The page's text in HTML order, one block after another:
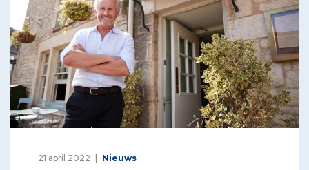
21 april 2022 Nieuws